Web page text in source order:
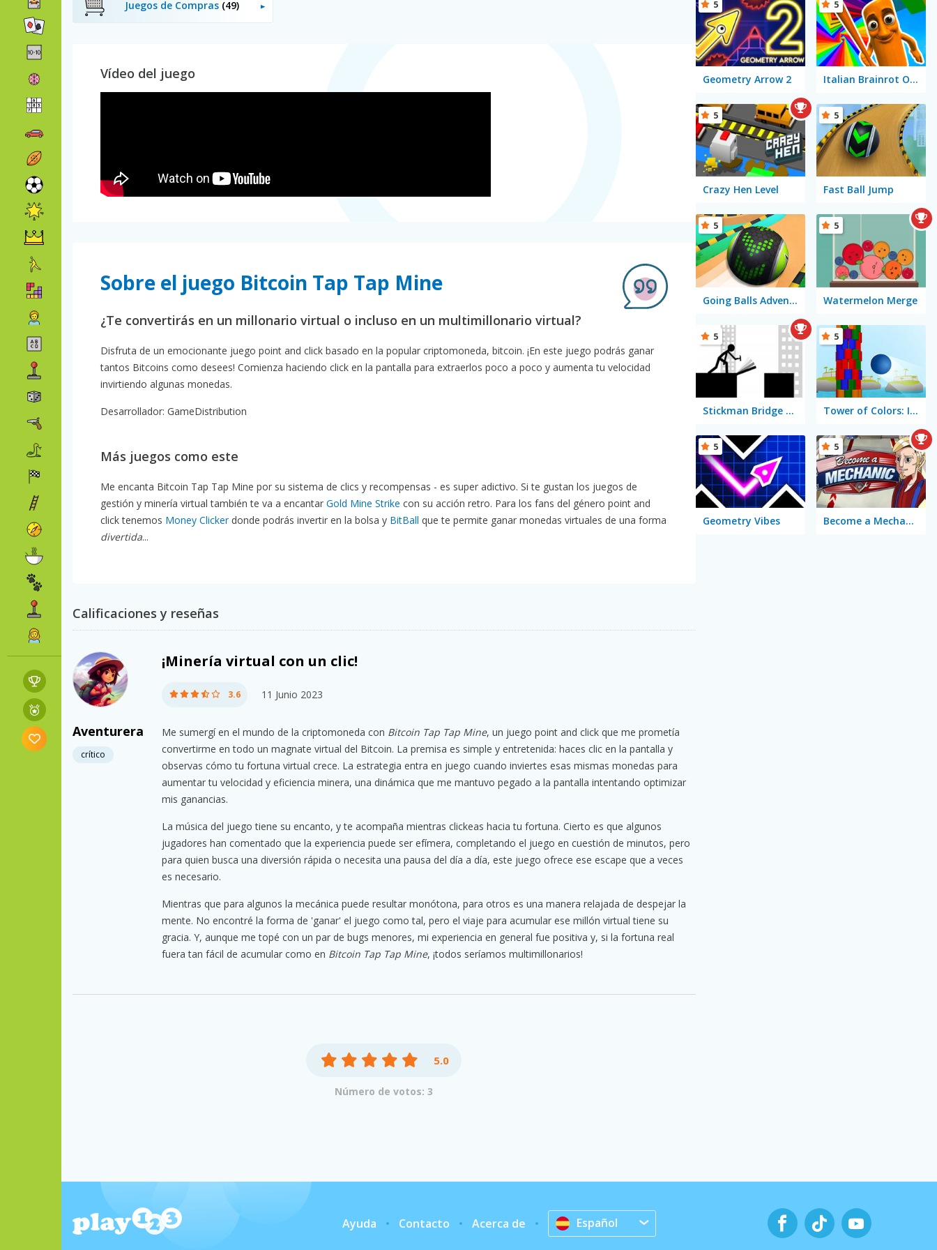
Juegos de Compras (49)
Vídeo del juego
Sobre el juego Bitcoin Tap Tap Mine
¿Te convertirás en un millonario virtual o incluso en un multimillonario virtual?
Disfruta de un emocionante juego point and click basado en la popular criptomoneda, bitcoin. ¡En este juego podrás ganar
tantos Bitcoins como desees! Comienza haciendo click en la pantalla para extraerlos poco a poco y aumenta tu velocidad
invirtiendo algunas monedas.
Desarrollador: GameDistribution
Más juegos como este
Me encanta Bitcoin Tap Tap Mine por su sistema de clics y recompensas - es super adictivo. Si te gustan los juegos de
gestión y minería virtual también te va a encantar Gold Mine Strike con su acción retro. Para los fans del género point and
click tenemos Money Clickerdonde podrás invertir en la bolsa y BitBall que te permite ganar monedas virtuales de una forma
divertida...
Calificaciones y reseñas
Aventurera
crítico
¡Minería virtual con un clic!
3.6 11 Junio 2023
Me sumergí en el mundo de la criptomoneda con Bitcoin Tap Tap Mine, un juego point and click que me prometía
convertirme en todo un magnate virtual del Bitcoin. La premisa es simple y entretenida: haces clic en la pantalla y
observas cómo tu fortuna virtual crece. La estrategia entra en juego cuando inviertes esas mismas monedas para
aumentar tu velocidad y eficiencia minera, una dinámica que me mantuvo pegado a la pantalla intentando optimizar
mis ganancias.
La música del juego tiene su encanto, y te acompaña mientras clickeas hacia tu fortuna. Cierto es que algunos
jugadores han comentado que la experiencia puede ser efímera, completando el juego en cuestión de minutos, pero
para quien busca una diversión rápida o necesita una pausa del día a día, este juego ofrece ese escape que a veces
es necesario.
Mientras que para algunos la mecánica puede resultar monótona, para otros es una manera relajada de despejar la
mente. No encontré la forma de 'ganar' el juego como tal, pero el viaje para acumular ese millón virtual tiene su
gracia. Y, aunque me topé con un par de bugs menores, mi experiencia en general fue positiva y, si la fortuna real
fuera tan fácil de acumular como en Bitcoin Tap Tap Mine, ¡todos seríamos multimillonarios!
5.0
Número de votos: 3
Geometry Arrow 2
5
Italian Brainrot Obby Parkour
5
Crazy Hen Level
5
Fast Ball Jump
5
Going Balls Adventure 2
5
Watermelon Merge
5
Stickman Bridge Constructor
5
Tower of Colors: Island Edition
5
Geometry Vibes
5
Become a Mechanic
5
Ayuda Contacto Acerca de Español